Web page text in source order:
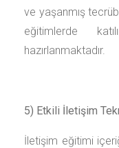
ve yaşanmış
eğitimlerde
hazırlanmaktadır.
5) Etkili İletişim
İletişim eğitimi